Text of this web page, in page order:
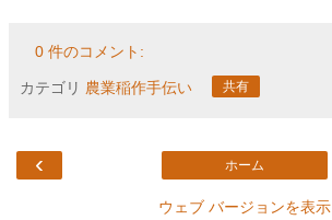
0 件のコメント:
カテゴリ 農業稲作手伝い 共有
‹ ホーム
ウェブ バージョンを表示